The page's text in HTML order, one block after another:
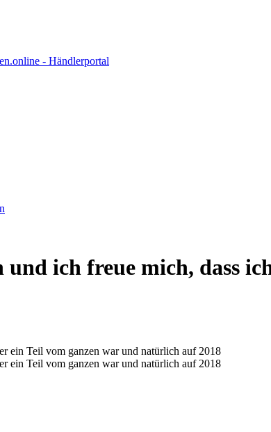
und ich freue mich, dass
ein Teil vom ganzen war und natürlich auf 2018
ein Teil vom ganzen war und natürlich auf 2018